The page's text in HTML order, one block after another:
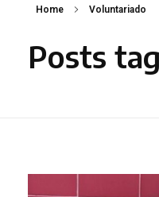
Home Voluntariado
Posts